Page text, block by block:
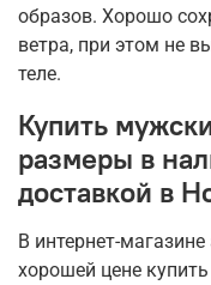
образов. Хорошо
ветра, при этом не
теле.
Купить
размеры в
доставкой в
В интернет-
хорошей цене